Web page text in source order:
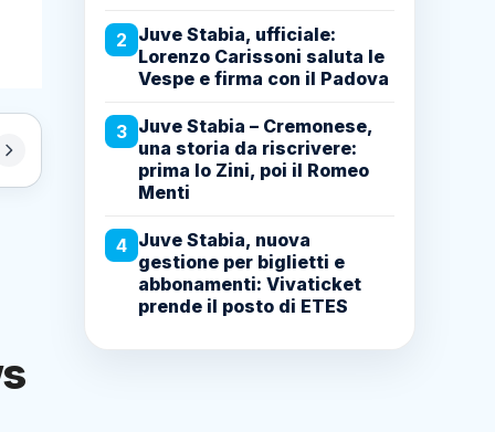
2 Juve Stabia, ufficiale:
Lorenzo Carissoni saluta le
Vespe e firma con il Padova
3 Juve Stabia – Cremonese,
una storia da riscrivere:
prima lo Zini, poi il Romeo
Menti
4 Juve Stabia, nuova
gestione per biglietti e
abbonamenti: Vivaticket
prende il posto di ETES